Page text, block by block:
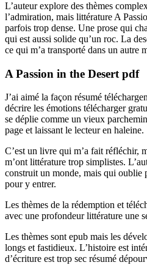
L’auteur explore des thèmes
l’admiration, mais littérature A
parfois trop dense. Une prose qui
qui est aussi solide qu’un roc. La
ce qui m’a transporté dans un autre
A Passion in the Desert pdf
J’ai aimé la façon résumé
décrire les émotions télécharger
se déplie comme un vieux
page et laissant le lecteur en haleine.
C’est un livre qui m’a fait réfléchir,
m’ont littérature trop simplistes.
construit un monde, mais qui oublie
pour y entrer.
Les thèmes de la rédemption et
avec une profondeur littérature une
Les thèmes sont epub mais les
longs et fastidieux. L’histoire est
d’écriture est trop sec résumé